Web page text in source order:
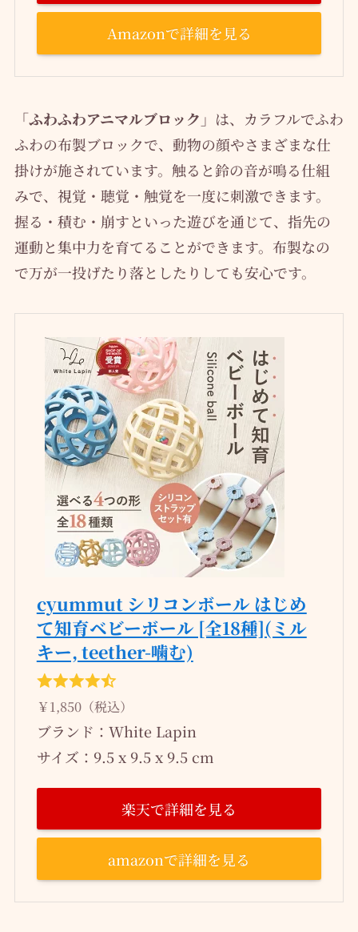
Amazonで詳細を見る
「ふわふわアニマルブロック」 は、カラフルでふわ
ふわの布製ブロックで、動物の顔やさまざまな仕
掛けが施されています。触ると鈴の音が鳴る仕組
みで、視覚・聴覚・触覚を一度に刺激できます。
握る・積む・崩すといった遊びを通じて、指先の
運動と集中力を育てることができます。布製なの
で万が一投げたり落としたりしても安心です。
cyummut シリコンボール はじめ
て知育ベビーボール [全18種](ミル
キー, teether-噛む)
￥1,850（税込）
ブランド：White Lapin
サイズ：9.5 x 9.5 x 9.5 cm
楽天で詳細を見る
amazonで詳細を見る